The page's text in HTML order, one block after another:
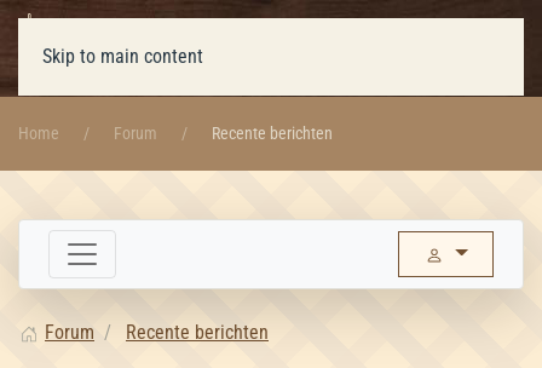
Skip to main content
Home Forum Recente berichten
Forum Recente berichten